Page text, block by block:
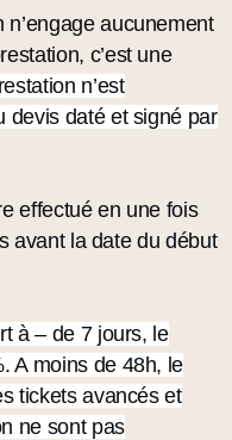
aucunement
c’est une
n’est
devis daté et signé par
effectué en une fois
avant la date du début
à – de 7 jours, le
A moins de 48h, le
tickets avancés et
ne sont pas